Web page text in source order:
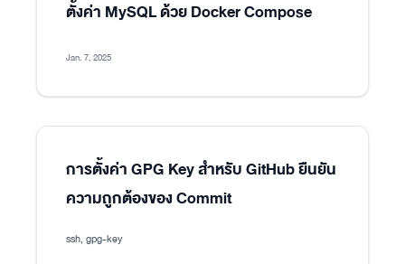
ตั้งค่า MySQL ด้วย Docker Compose
Jan. 7, 2025
การตั้งค่า GPG Key สำหรับ GitHub ยืนยัน
ความถูกต้องของ Commit
ssh, gpg-key